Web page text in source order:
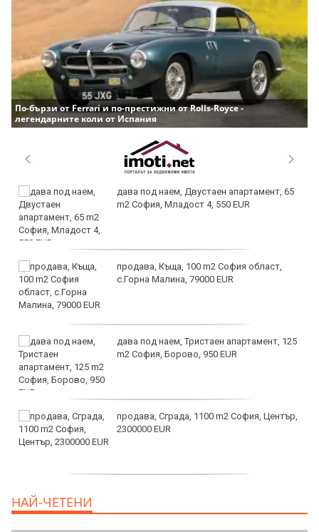
По-бързи от Ferrari и по-престижни от Rolls-Royce -
легендарните коли от Испания
дава под наем, Двустаен апартамент, 65
m2 София, Младост 4, 550 EUR
продава, Къща, 100 m2 София област,
с.Горна Малина, 79000 EUR
дава под наем, Тристаен апартамент, 125
m2 София, Борово, 950 EUR
продава, Сграда, 1100 m2 София, Център,
2300000 EUR
НАЙ-ЧЕТЕНИ